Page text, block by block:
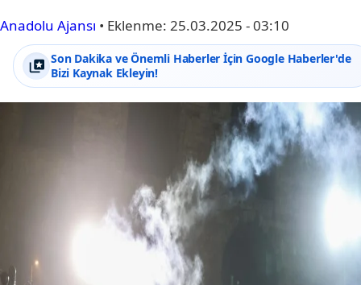
Anadolu Ajansı • Eklenme: 25.03.2025 - 03:10
Son Dakika ve Önemli Haberler İçin Google Haberler'de
Bizi Kaynak Ekleyin!